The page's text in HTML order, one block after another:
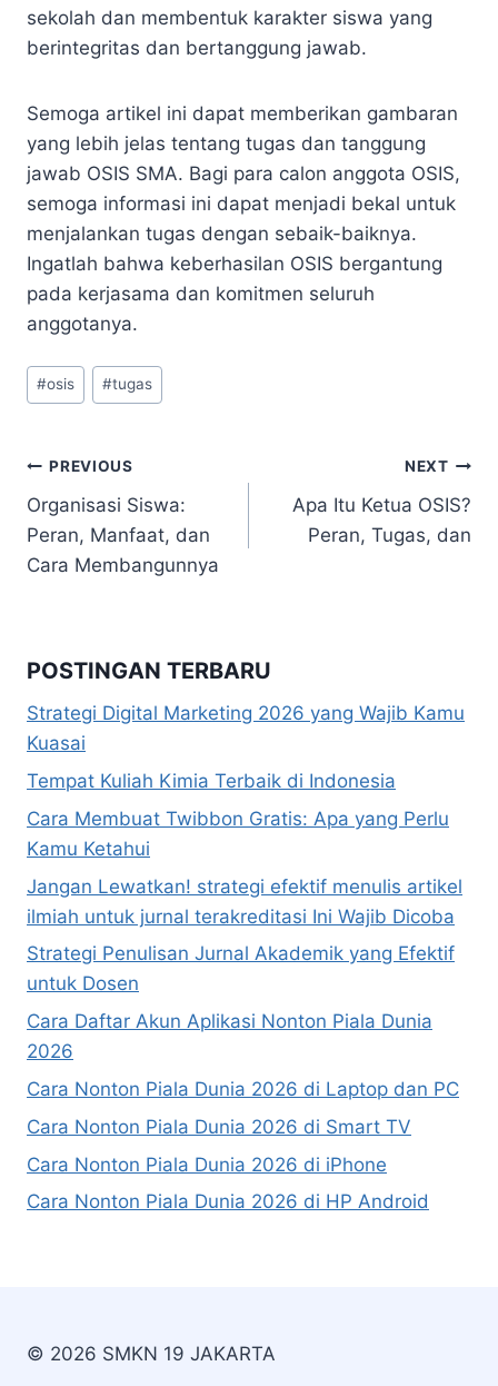
sekolah dan membentuk karakter siswa yang
berintegritas dan bertanggung jawab.
Semoga artikel ini dapat memberikan gambaran
yang lebih jelas tentang tugas dan tanggung
jawab OSIS SMA. Bagi para calon anggota OSIS,
semoga informasi ini dapat menjadi bekal untuk
menjalankan tugas dengan sebaik-baiknya.
Ingatlah bahwa keberhasilan OSIS bergantung
pada kerjasama dan komitmen seluruh
anggotanya.
Post
Tags:
#osis #tugas
Navigasi
pos
PREVIOUS
Organisasi Siswa:
Peran, Manfaat, dan
Cara Membangunnya
NEXT
Apa Itu Ketua OSIS?
Peran, Tugas, dan
POSTINGAN TERBARU
Strategi Digital Marketing 2026 yang Wajib Kamu
Kuasai
Tempat Kuliah Kimia Terbaik di Indonesia
Cara Membuat Twibbon Gratis: Apa yang Perlu
Kamu Ketahui
Jangan Lewatkan! strategi efektif menulis artikel
ilmiah untuk jurnal terakreditasi Ini Wajib Dicoba
Strategi Penulisan Jurnal Akademik yang Efektif
untuk Dosen
Cara Daftar Akun Aplikasi Nonton Piala Dunia
2026
Cara Nonton Piala Dunia 2026 di Laptop dan PC
Cara Nonton Piala Dunia 2026 di Smart TV
Cara Nonton Piala Dunia 2026 di iPhone
Cara Nonton Piala Dunia 2026 di HP Android
© 2026 SMKN 19 JAKARTA